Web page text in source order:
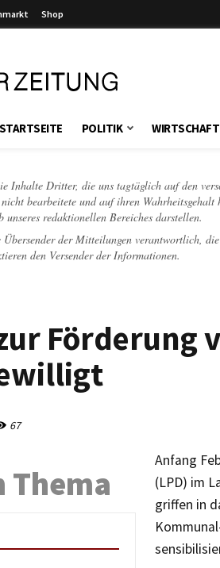
Shop
STARTSEITE POLITIK WIRTSCHAFT
Inhalte Dritter, die uns tagtäglich auf den
bearbeitete und auf ihren
unseres redaktionellen Bereiches darstellen.
der Mitteilungen verantwortlich,
den Versender der Informationen.
Förderung
67
Anfang
(LPD) im
griffen in
Thema